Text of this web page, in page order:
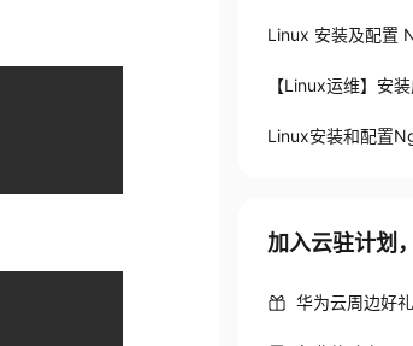
Linux 安装及配置
【Linux运维】安
Linux安装和配置
加入云驻计划
华为云周边好礼